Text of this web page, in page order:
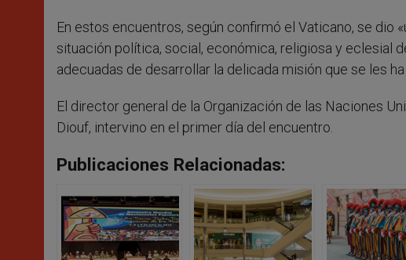
En estos encuentros, según confirmó el Vaticano, se dio
situación política, social, económica, religiosa y eclesial
adecuadas de desarrollar la delicada misión que se les
El director general de la Organización de las Naciones
Diouf, intervino en el primer día del encuentro.
Publicaciones Relacionadas: